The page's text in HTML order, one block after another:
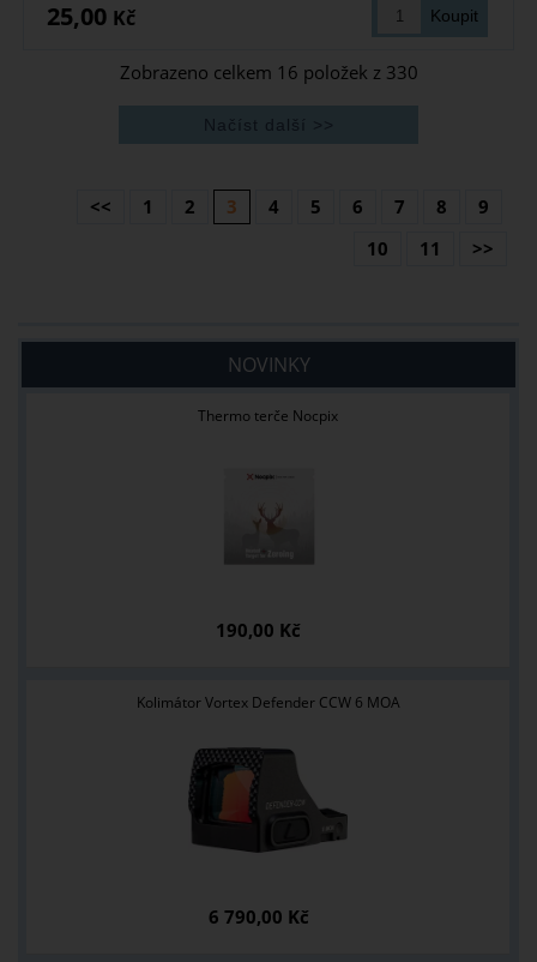
25,00 Kč
Zobrazeno celkem 16 položek z 330
<< 1 2 3 4 5 6 7 8
9
10
11 >>
NOVINKY
Thermo terče Nocpix
190,00 Kč
Kolimátor Vortex Defender CCW 6 MOA
6 790,00 Kč